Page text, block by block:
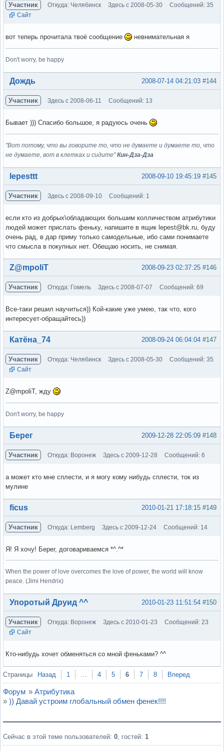
Участник Откуда: Челябинск Здесь с 2008-05-30
Сообщений: 35
Сайт
вот теперь прочитала твоё сообщение невнимательная я
Don't worry, be happy
Вне форума #144
2008-07-14 04:21:03
Дождь
Участник Здесь с 2008-06-11 Сообщений: 13
Бывает ))) Спасибо большое, я радуюсь очень
"Вот потому, что вы говорите то, что не думаете и думаете то, что
не думаете, вот в клетках и сидите"Кин-Дза-Дза
Вне форума #145
2008-09-10 19:45:19
lepesttt
Участник Здесь с 2008-09-10 Сообщений: 1
если кто из добрых\обладающих большим колличеством атрибутики
людей может прислать феньку, напишите в ящик lepest@bk.ru, буду
очень рад, в дар приму только самодельные, ибо сами понимаете
что смысла в покупных нет. Обещаю носить, не снимая.
Вне форума #146
2008-09-23 02:37:25
Z@mpoliT
Участник Откуда: Гомель Здесь с 2008-07-07 Сообщений: 69
Все-таки решил научиться)) Кой-какие уже умею, так что, кого
интересует-обращайтесь))
Вне форума #147
2008-09-24 06:04:04
Катёна_74
Участник Откуда: Челябинск Здесь с 2008-05-30
Сообщений: 35
Сайт
Z@mpoliT, жду
Don't worry, be happy
Вне форума #148
2009-12-28 22:05:09
Берег
Участник Откуда: Воронеж Здесь с 2009-12-28 Сообщений: 6
а может кто мне сплести, и я могу кому нибудь сплести, ток из
мулине
Вне форума #149
2010-01-21 17:18:15
ficus
Участник Откуда: Lemberg Здесь с 2009-12-24 Сообщений: 14
Я! Я хочу! Берег, договариваемся *^.^*
When the power of love overcomes the love of power, the world will know
peace. (Jimi Hendrix)
Вне форума #150
2010-01-23 11:51:54
Упоротый Друид ^^
Участник Откуда: Воронеж Здесь с 2010-01-23
Сообщений: 23
Сайт
Кто-нибудь хочет обменяться со мной феньками? ^^
Вне форума
Страницы Назад 1 … 4 5 6 7 8 Вперед
Форум » Атрибутика
» )) Давай устроим глобальный обмен фенек!!!!
Сейчас в этой теме пользователей: 0, гостей: 1